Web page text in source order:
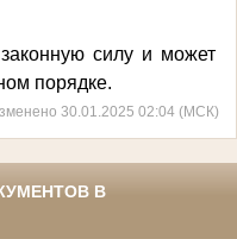
силу и может
порядке.
30.01.2025 02:04 (МСК)
В